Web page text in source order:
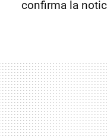
confirma la